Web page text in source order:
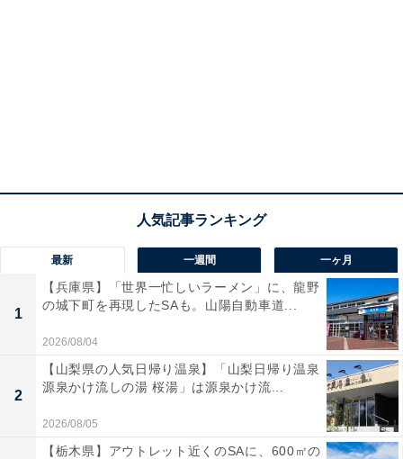
最新 一週間 一ヶ月
1
【兵庫県】「世界一忙しいラーメン」に、龍野
の城下町を再現したSAも。山陽自動車道...
2026/08/04
2
【山梨県の人気日帰り温泉】「山梨日帰り温泉
源泉かけ流しの湯 桜湯」は源泉かけ流...
2026/08/05
【栃木県】アウトレット近くのSAに、600㎡の